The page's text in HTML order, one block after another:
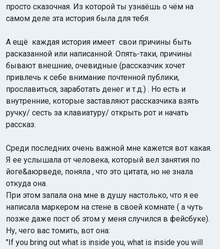
Индийский океан
просто сказочная. Из которой ты узнаёшь о чём на
самом деле эта история была для тебя.
А ещё каждая история имеет свои причины быть
расказанной или написанной. Опять-таки, причины
бывают внешние, очевидные (рассказчик хочет
привлечь к себе внимание почтенной публики,
прославиться, заработать денег и т.д.) . Но есть и
внутренние, которые заставляют рассказчика взять
ручку/ сесть за клавиатуру/ открыть рот и начать
рассказ.
Среди последних очень важной мне кажется вот какая.
Я ее услышала от человека, который вел занятия по
йоге&аюрведе, поняла , что это цитата, но не знала
откуда она.
При этом запала она мне в душу настолько, что я ее
написала маркером на стене в своей комнате ( а чуть
позже даже пост об этом у меня случился в фейсбуке).
Ну, чего вас томить, вот она:
"If you bring out what is inside you, what is inside you will